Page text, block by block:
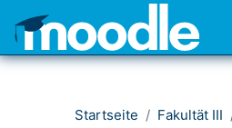
Startseite Fakultät III